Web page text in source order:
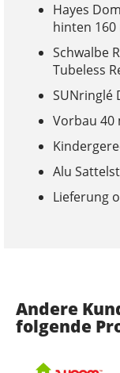
Hayes
hinten 160
Schwalbe
Tubeless
SUNringlé
Vorbau 40
Alu
Lieferung
Andere
folgende